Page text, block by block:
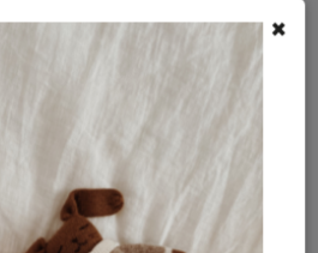
prostredie.
kolekcie prepracované
s ohľadom na udržateľnosť a
láskavej značky Mrs. Ertha a ich
si zamilujete na prvý pohľad.
×